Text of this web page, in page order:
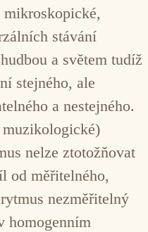
stávání
a světem tudíž
stejného, ale
a nestejného.
nelze ztotožňovat
od měřitelného,
nezměřitelný
homogenním